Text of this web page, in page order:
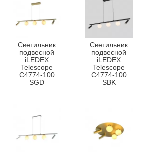
Светильник
подвесной
iLEDEX
Telescope
C4774-100
SGD
Светильник
подвесной
iLEDEX
Telescope
C4774-100
SBK